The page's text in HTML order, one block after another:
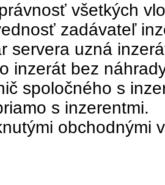
všetkých
zadávateľ
servera uzná
inzerát bez
spoločného s
s inzerentmi.
obchodnými